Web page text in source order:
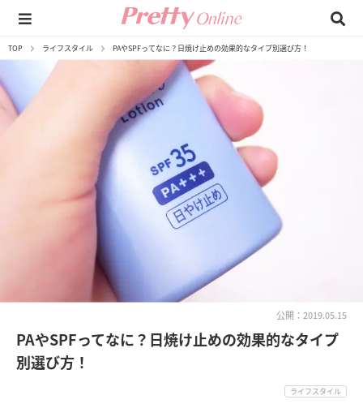
TOP ライフスタイル PAやSPFってなに？日焼け止めの効果的なタイプ別選び方！
公開：2019.05.15
PAやSPFってなに？日焼け止めの効果的なタイプ
別選び方！
ライフスタイル